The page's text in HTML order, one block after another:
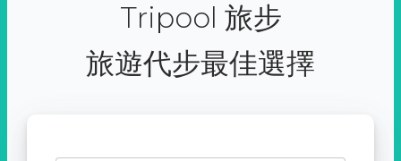
Tripool 旅步
旅遊代步最佳選擇